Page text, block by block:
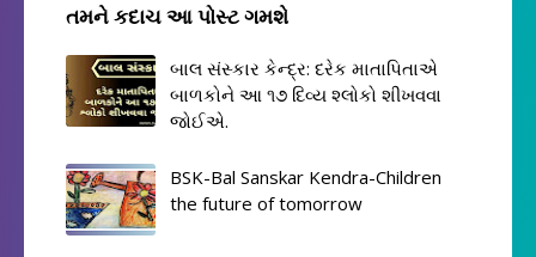
તમને કદાચ આ પોસ્ટ ગમશે
બાલ સંસ્કાર કેન્દ્ર: દરેક માતાપિતાએ
બાળકોને આ ૧૭ દિવ્ય શ્લોકો શીખવવા
જોઈએ.
BSK-Bal Sanskar Kendra-Children
the future of tomorrow